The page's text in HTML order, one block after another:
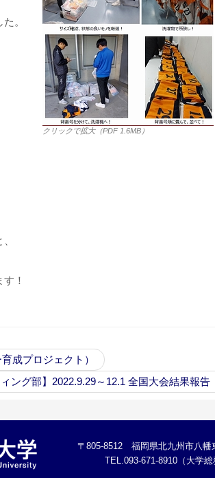
クリックで拡大（PDF 1.6MB）
。
！
成プロジェクト）
ング部】2022.9.29～12.1 全国大会結果報告
〒805-8512 福岡県北九州市八幡
TEL.093-671-8910（大学総